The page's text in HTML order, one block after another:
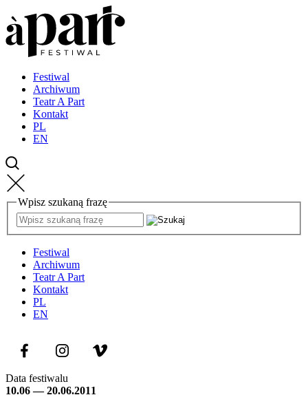
Przejdź
do
strony
głównej
Przejdź
do
treści
Przejdź
do
kontaktu
Festiwal
Archiwum
Teatr A Part
Kontakt
PL
EN
Wpisz szukaną frazę
Festiwal
Archiwum
Teatr A Part
Kontakt
PL
EN
Data festiwalu
10.06 — 20.06.2011